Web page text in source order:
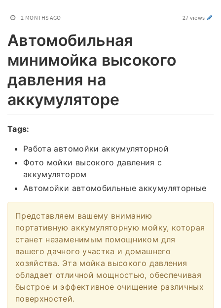
2 MONTHS AGO 27 views
Автомобильная
минимойка высокого
давления на
аккумуляторе
Tags:
Работа автомойки аккумуляторной
Фото мойки высокого давления с
аккумулятором
Автомойки автомобильные аккумуляторные
Представляем вашему вниманию
портативную аккумуляторную мойку, которая
станет незаменимым помощником для
вашего дачного участка и домашнего
хозяйства. Эта мойка высокого давления
обладает отличной мощностью, обеспечивая
быстрое и эффективное очищение различных
поверхностей.